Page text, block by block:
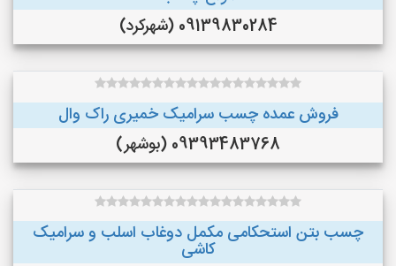
09139830284 (شهرکرد)
فروش عمده چسب سرامیک خمیری راک وال
09393483768 (بوشهر)
چسب بتن استحکامی مکمل دوغاب اسلب و سرامیک
کاشی